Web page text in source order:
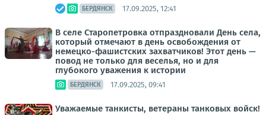
БЕРДЯНСК 17.09.2025, 12:41
В селе Старопетровка отпраздновали День села,
который отмечают в день освобождения от
немецко-фашистских захватчиков! Этот день —
повод не только для веселья, но и для
глубокого уважения к истории
БЕРДЯНСК 17.09.2025, 09:41
Уважаемые танкисты, ветераны танковых войск!